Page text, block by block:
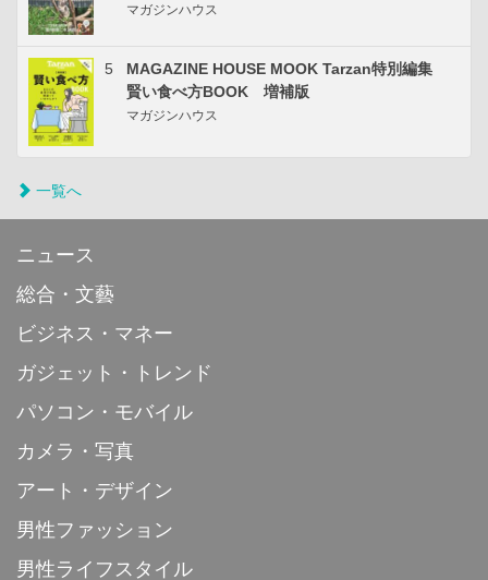
マガジンハウス
5
MAGAZINE HOUSE MOOK Tarzan特別編集
賢い食べ方BOOK 増補版
マガジンハウス
一覧へ
ニュース
総合・文藝
ビジネス・マネー
ガジェット・トレンド
パソコン・モバイル
カメラ・写真
アート・デザイン
男性ファッション
男性ライフスタイル